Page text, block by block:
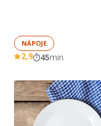
NÁPOJE
2,9 45min